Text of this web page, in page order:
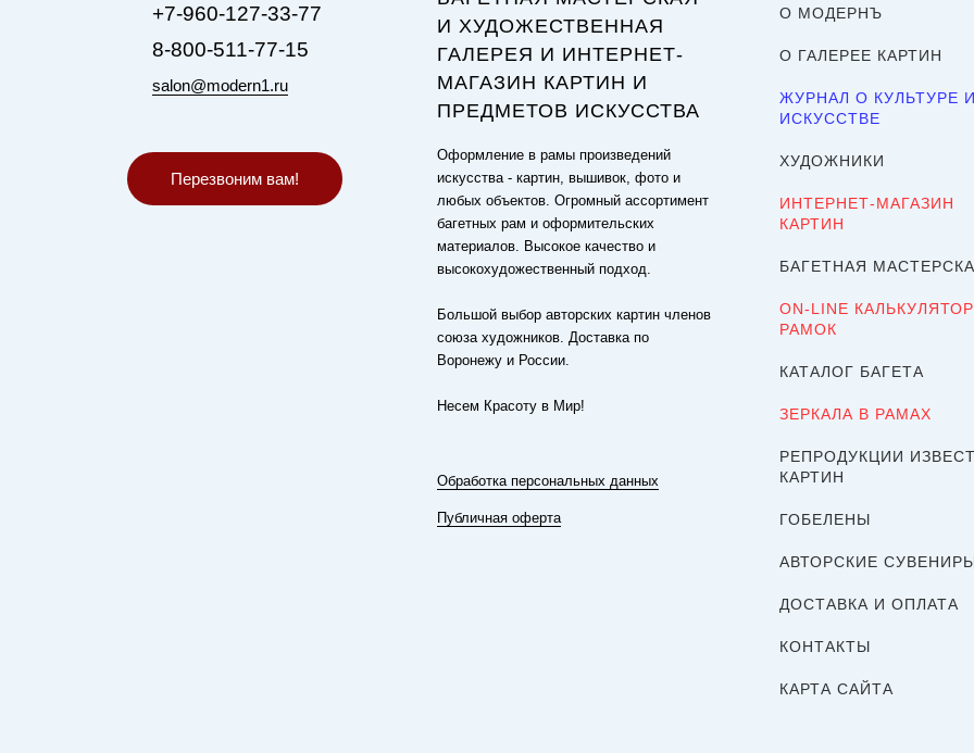
+7-960-127-33-77
8-800-511-77-15
salon@modern1.ru
Перезвоним вам!
И ХУДОЖЕСТВЕННАЯ
ГАЛЕРЕЯ И ИНТЕРНЕТ-
МАГАЗИН КАРТИН И
ПРЕДМЕТОВ ИСКУССТВА
Оформление в рамы произведений
искусства - картин, вышивок, фото и
любых объектов. Огромный ассортимент
багетных рам и оформительских
материалов. Высокое качество и
высокохудожественный подход.
Большой выбор авторских картин членов
союза художников. Доставка по
Воронежу и России.
Несем Красоту в Мир!
Обработка персональных данных
Публичная оферта
О МОДЕРНЪ
О ГАЛЕРЕЕ КАРТИН
ЖУРНАЛ О КУЛЬТУРЕ
ИСКУССТВЕ
ХУДОЖНИКИ
ИНТЕРНЕТ-МАГАЗИН
КАРТИН
БАГЕТНАЯ
ON-LINE КАЛЬКУЛЯТОР
РАМОК
КАТАЛОГ БАГЕТА
ЗЕРКАЛА В РАМАХ
РЕПРОДУКЦИИ
КАРТИН
ГОБЕЛЕНЫ
АВТОРСКИЕ
ДОСТАВКА И ОПЛАТА
КОНТАКТЫ
КАРТА САЙТА